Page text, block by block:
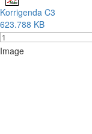
Korrigenda C3
623.788 KB
Image